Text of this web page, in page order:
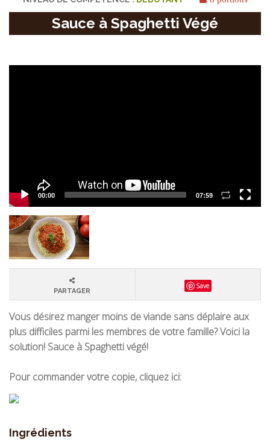
Sauce à Spaghetti Végé
00:00 07:59
PARTAGER
Save
Vous désirez manger moins de viande sans déplaire aux
plus difficiles parmi les membres de votre famille? Voici la
solution! Sauce à Spaghetti végé!
Pour commander votre copie, cliquez ici:
Ingrédients